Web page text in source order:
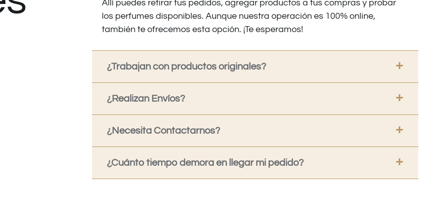
Allí puedes retirar tus pedidos, agregar productos a tus compras y probar
los perfumes disponibles. Aunque nuestra operación es 100% online,
también te ofrecemos esta opción. ¡Te esperamos!
¿Trabajan con productos originales?
¿Realizan Envíos?
¿Necesita Contactarnos?
¿Cuánto tiempo demora en llegar mi pedido?